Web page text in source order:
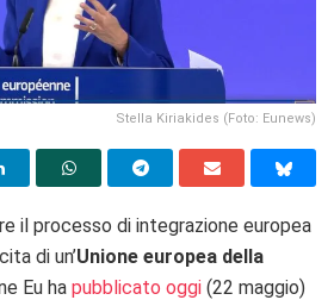
Stella Kiriakides (Foto: Eunews)
il processo di integrazione europea
di un’Unione europea della
Eu ha pubblicato oggi (22 maggio)